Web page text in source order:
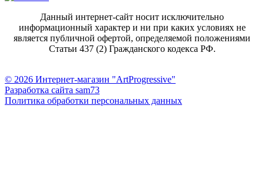
Данный интернет-сайт носит исключительно
информационный характер и ни при каких условиях не
является публичной офертой, определяемой положениями
Статьи 437 (2) Гражданского кодекса РФ.
© 2026 Интернет-магазин "ArtProgressive"
Разработка сайта sam73
Политика обработки персональных данных